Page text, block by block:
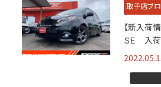
取手店ブ
【新入荷
ＳＥ 入荷